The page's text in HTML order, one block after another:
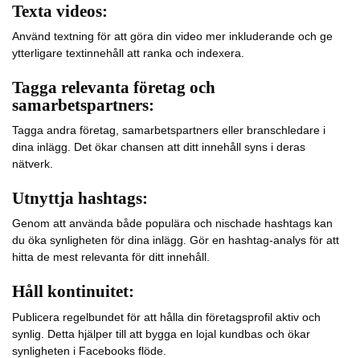
Texta videos:
Använd textning för att göra din video mer inkluderande och ge
ytterligare textinnehåll att ranka och indexera.
Tagga relevanta företag och
samarbetspartners:
Tagga andra företag, samarbetspartners eller branschledare i
dina inlägg. Det ökar chansen att ditt innehåll syns i deras
nätverk.
Utnyttja hashtags:
Genom att använda både populära och nischade hashtags kan
du öka synligheten för dina inlägg. Gör en hashtag-analys för att
hitta de mest relevanta för ditt innehåll.
Håll kontinuitet:
Publicera regelbundet för att hålla din företagsprofil aktiv och
synlig. Detta hjälper till att bygga en lojal kundbas och ökar
synligheten i Facebooks flöde.